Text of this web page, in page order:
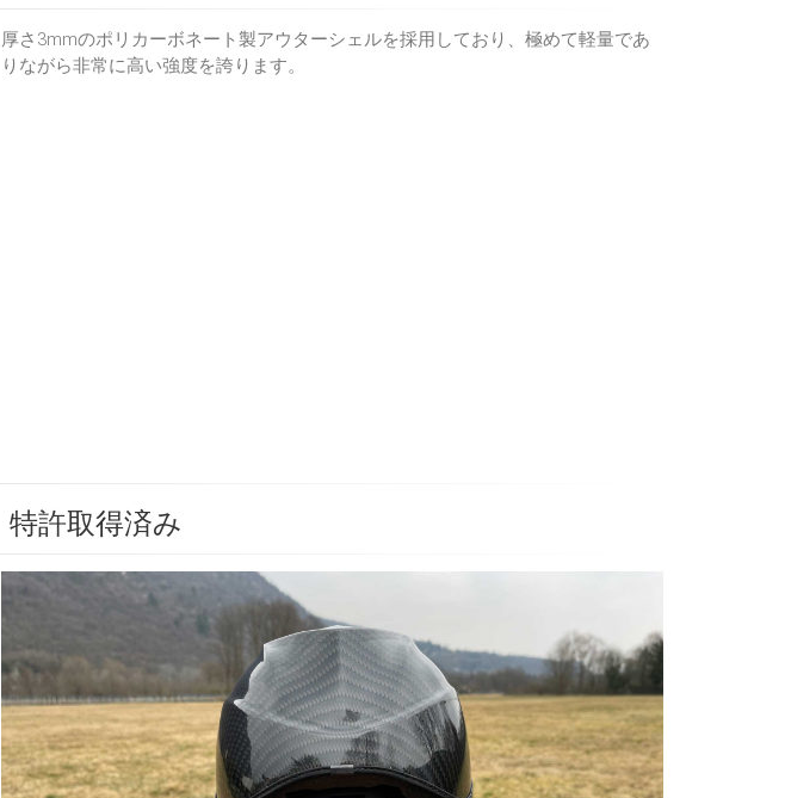
厚さ3mmのポリカーボネート製アウターシェルを採用しており、極めて軽量であ
りながら非常に高い強度を誇ります。
許取得済み